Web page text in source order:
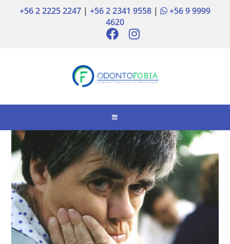
+56 2 2225 2247 | +56 2 2341 9558 |
+56 9 9999
4620